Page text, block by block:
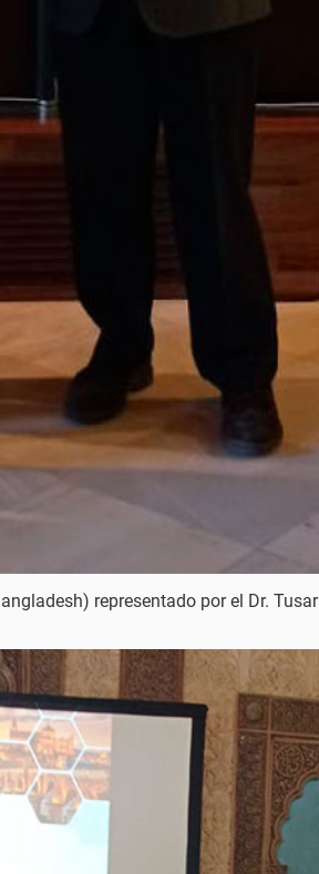
representado por el Dr. Tusar